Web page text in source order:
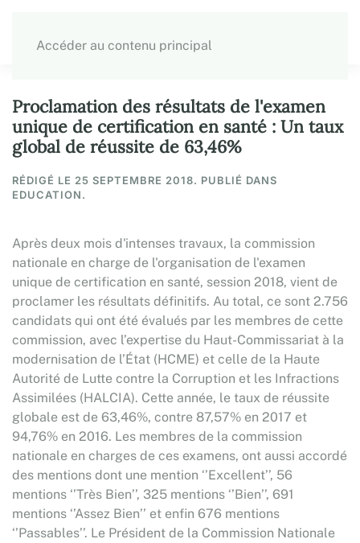
Accéder au contenu principal
Proclamation des résultats de l'examen
unique de certification en santé : Un taux
global de réussite de 63,46%
RÉDIGÉ LE 25 SEPTEMBRE 2018. PUBLIÉ DANS
EDUCATION.
Après deux mois d'intenses travaux, la commission
nationale en charge de l'organisation de l'examen
unique de certification en santé, session 2018, vient de
proclamer les résultats définitifs. Au total, ce sont 2.756
candidats qui ont été évalués par les membres de cette
commission, avec l’expertise du Haut-Commissariat à la
modernisation de l’État (HCME) et celle de la Haute
Autorité de Lutte contre la Corruption et les Infractions
Assimilées (HALCIA). Cette année, le taux de réussite
globale est de 63,46%, contre 87,57% en 2017 et
94,76% en 2016. Les membres de la commission
nationale en charges de ces examens, ont aussi accordé
des mentions dont une mention ‘’Excellent’’, 56
mentions ‘’Très Bien’’, 325 mentions ‘’Bien’’, 691
mentions ‘’Assez Bien’’ et enfin 676 mentions
‘’Passables’’. Le Président de la Commission Nationale